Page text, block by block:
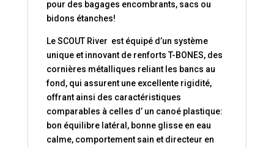
pour des bagages encombrants, sacs ou
bidons étanches!
Le SCOUT River est équipé d’un système
unique et innovant de renforts T-BONES, des
cornières métalliques reliant les bancs au
fond, qui assurent une excellente rigidité,
offrant ainsi des caractéristiques
comparables à celles d’ un canoé plastique:
bon équilibre latéral, bonne glisse en eau
calme, comportement sain et directeur en